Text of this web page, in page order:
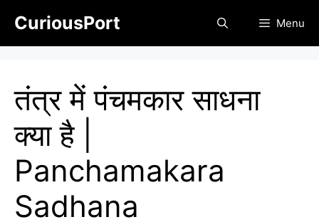
content
CuriousPort Menu
तंत्र में पंचमकार साधना
क्या है |
Panchamakara
Sadhana